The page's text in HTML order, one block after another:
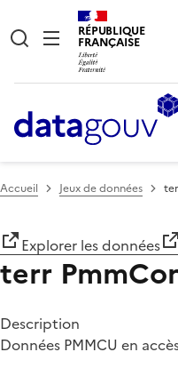
RÉPUBLIQUE
FRANÇAISE
Accueil Jeux de données
Explorer les données
terr
Description
Données PMMCU en